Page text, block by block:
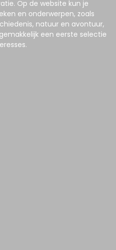
Op de website kun je
en onderwerpen, zoals
natuur en avontuur,
een eerste selectie